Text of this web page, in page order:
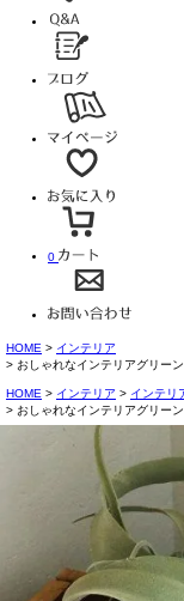
0
HOME
インテリア
おしゃれなインテリアグリー
HOME インテリア
インテリ
おしゃれなインテリアグリー